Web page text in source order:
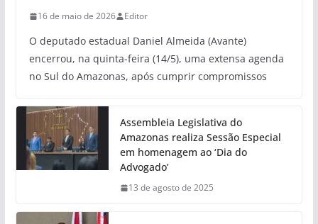
16 de maio de 2026 Editor
O deputado estadual Daniel Almeida (Avante)
encerrou, na quinta-feira (14/5), uma extensa agenda
no Sul do Amazonas, após cumprir compromissos
Assembleia Legislativa do
Amazonas realiza Sessão Especial
em homenagem ao ‘Dia do
Advogado’
13 de agosto de 2025